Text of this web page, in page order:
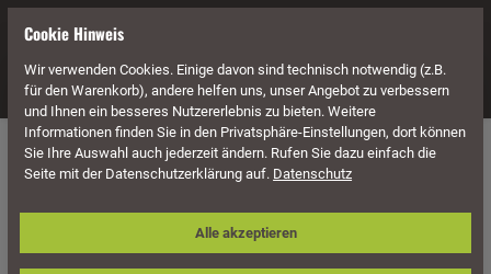
Navigation
Sonnenschutz
Doppler Schirmhülle/Schutzhülle
Expert, für Mittelmast-Schirme bis
Cookie Hinweis
Wir verwenden Cookies. Einige davon sind technisch notwendig (z.B.
für den Warenkorb), andere helfen uns, unser Angebot zu verbessern
und Ihnen ein besseres Nutzererlebnis zu bieten. Weitere
Informationen finden Sie in den Privatsphäre-Einstellungen, dort können
Sie Ihre Auswahl auch jederzeit ändern. Rufen Sie dazu einfach die
Seite mit der Datenschutzerklärung auf. Datenschutz
Alle akzeptieren